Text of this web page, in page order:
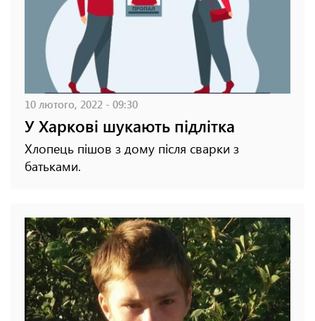
10 лютого, 2022 - 09:30
У Харкові шукають підлітка
Хлопець пішов з дому після сварки з
батьками.